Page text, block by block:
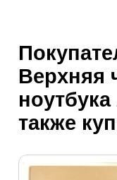
Верхняя
также